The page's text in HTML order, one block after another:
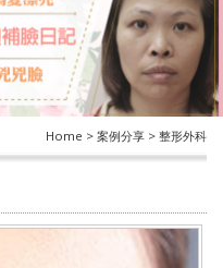
Home > 案例分享 > 整形外科